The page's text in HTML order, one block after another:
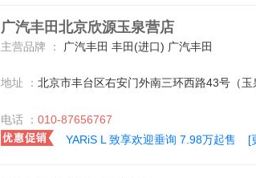
广汽丰田北京欣源玉泉营店
主营品牌 ： 广汽丰田 丰田(进口) 广汽丰田
地址 ： 北京市丰台区右安门外南三环西路43号（玉
电话 ： 010-87656767
YARiS L 致享欢迎垂询 7.98万起售
[